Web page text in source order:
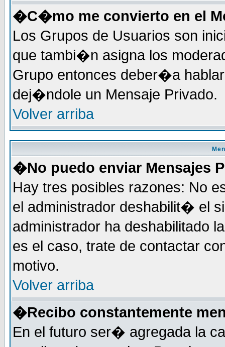
�C�mo me convierto en el
Los Grupos de Usuarios son
que tambi�n asigna los
Grupo entonces deber�a
dej�ndole un Mensaje Privado.
Volver arriba
�No puedo enviar Mensajes
Hay tres posibles razones: No
el administrador deshabilit� el
administrador ha deshabilitado
es el caso, trate de contactar
motivo.
Volver arriba
�Recibo constantemente
En el futuro ser� agregada la